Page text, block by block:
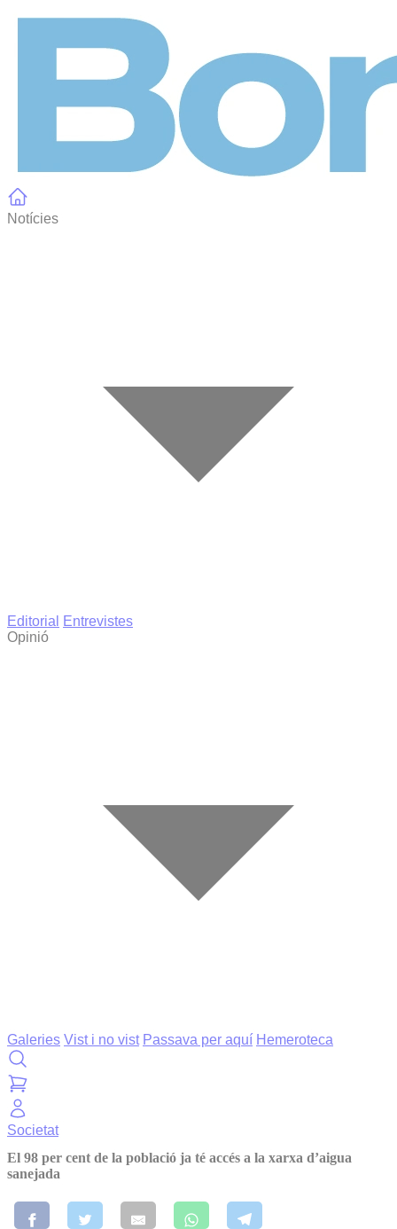
Notícies
Editorial
Entrevistes
Opinió
Galeries Vist i no vist Passava per aquí Hemeroteca
Societat
El 98 per cent de la població ja té accés a la xarxa d’aigua
sanejada